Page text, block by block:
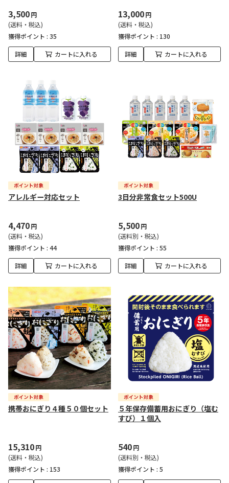
3,500円
(送料・税込)
獲得ポイント : 35
詳細 カートに入れる
13,000円
(送料・税込)
獲得ポイント : 130
詳細 カートに入れる
アレルギー対応セット
4,470円
(送料・税込)
獲得ポイント : 44
詳細 カートに入れる
3日分非常食セット500U
5,500円
(送料別・税込)
獲得ポイント : 55
詳細 カートに入れる
携帯おにぎり４種５０個セット
15,310円
(送料・税込)
獲得ポイント : 153
５年保存備蓄用おにぎり（塩む
すび）１個入
540円
(送料別・税込)
獲得ポイント : 5